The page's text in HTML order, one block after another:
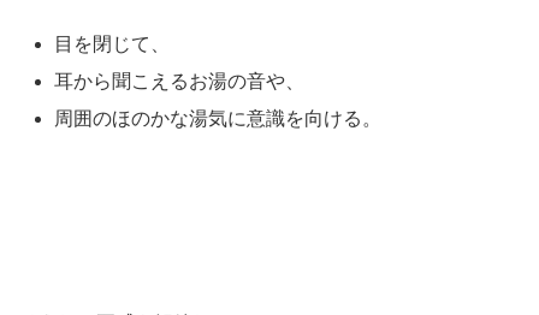
目を閉じて、
耳から聞こえるお湯の音や、
周囲のほのかな湯気に意識を向ける。